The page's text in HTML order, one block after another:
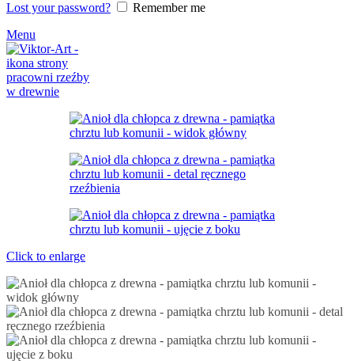
Lost your password?
Remember me
Menu
Click to enlarge